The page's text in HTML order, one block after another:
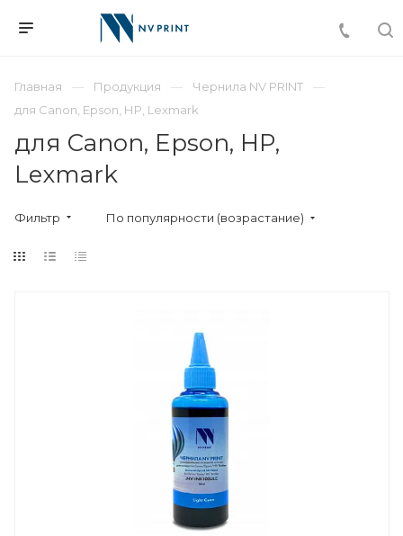
Главная Продукция
Чернила NV PRINT
для Сanon, Epson, НР, Lexmark
для Сanon, Epson, НР,
Lexmark
Фильтр По популярности (возрастание)